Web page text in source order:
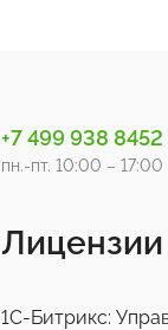
+7 499 938 8452
пн.-пт. 10:00 – 17:00
1С-Битрикс: